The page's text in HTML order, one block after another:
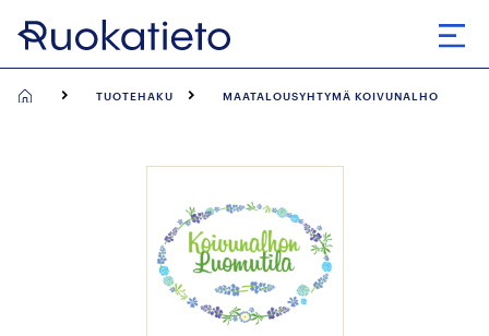
Siirry
suoraan
TUOTEHAKU MAATALOUSYHTYMÄ KOIVUNALHO